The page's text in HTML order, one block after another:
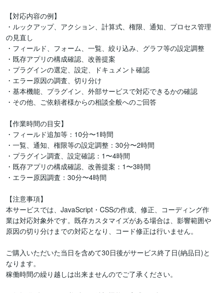
【対応内容の例】
・ルックアップ、アクション、計算式、権限、通知、プロセス管理
の見直し
・フィールド、フォーム、一覧、絞り込み、グラフ等の設定調整
・既存アプリの構成確認、改善提案
・プラグインの選定、設定、ドキュメント確認
・エラー原因の調査、切り分け
・基本機能、プラグイン、外部サービスで対応できるかの確認
・その他、ご依頼者様からの相談全般へのご回答
【作業時間の目安】
・フィールド追加等：10分〜1時間
・一覧、通知、権限等の設定調整：30分〜2時間
・プラグイン調査、設定確認：1〜4時間
・既存アプリの構成確認、改善提案：1〜3時間
・エラー原因調査：30分〜4時間
【注意事項】
本サービスでは、JavaScript・CSSの作成、修正、コーディング作
業は対応対象外です。既存カスタマイズがある場合は、影響範囲や
原因の切り分けまでの対応となり、コード修正は行いません。
ご購入いただいた当日を含めて30日後がサービス終了日(納品日)と
なります。
稼働時間の繰り越しは出来ませんのでご了承ください。